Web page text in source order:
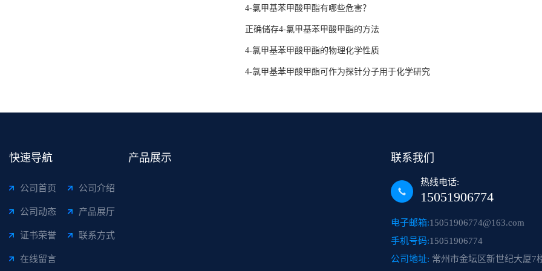
4-氯甲基苯甲酸甲酯有哪些危害？
正确储存4-氯甲基苯甲酸甲酯的方法
4-氯甲基苯甲酸甲酯的物理化学性质
4-氯甲基苯甲酸甲酯可作为探针分子用于化学研究
快速导航
公司首页 公司介绍
公司动态 产品展厅
证书荣誉 联系方式
在线留言
产品展示 联系我们
热线电话:
15051906774
电子邮箱:15051906774@163.com
手机号码:15051906774
公司地址: 常州市金坛区新世纪大厦7